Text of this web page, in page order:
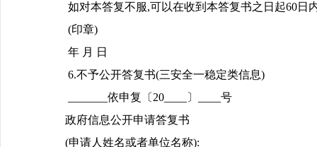
如对本答复不服,可以在收到本答复书之日起60日
(印章)
年 月 日
6.不予公开答复书(三安全一稳定类信息)
_______依申复〔20____〕____号
政府信息公开申请答复书
(申请人姓名或者单位名称):